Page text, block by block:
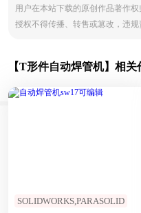
用户在本站下载的原创作品著作
授权不得传播、转售或篡改，违
【T形件自动焊管机】相关
SOLIDWORKS,PARASOLID